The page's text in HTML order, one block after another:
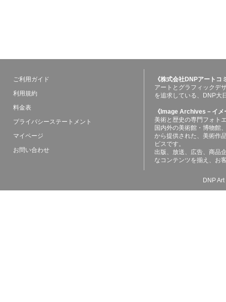
ご利用ガイド
利用規約
料金表
プライバシーステートメント
マイページ
お問い合わせ
《株式会社DNPアート
アートとグラフィックデ
を追求している、DNP大
《Image Archives－イ
美術と歴史の専門フォト
国内外の美術館・博物館
から提供された、美術作
ビスです。
出版、放送、広告、商品
なコンテンツを揃え、お
DNP